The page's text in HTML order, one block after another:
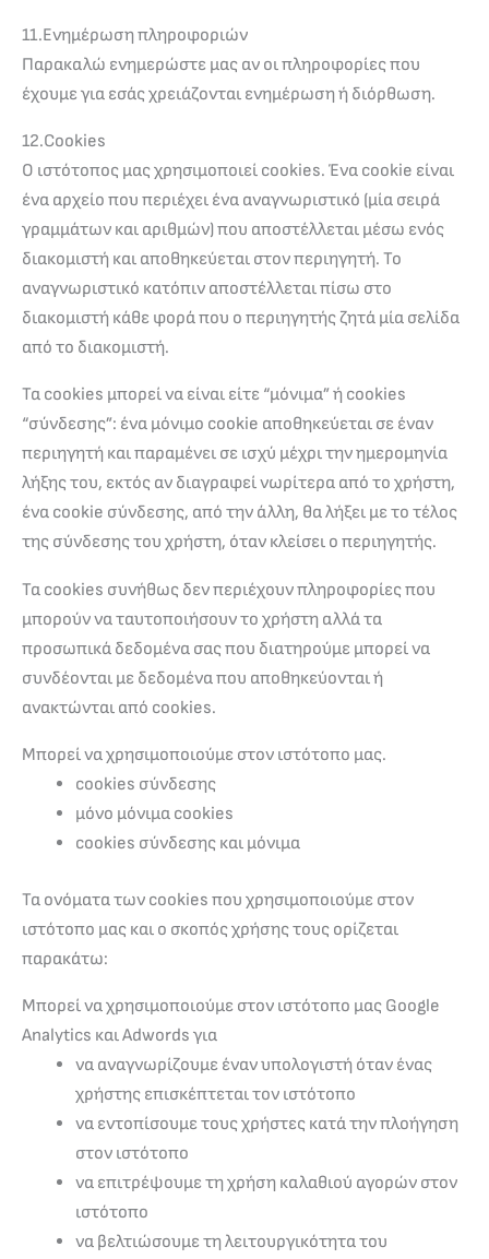
11.Ενημέρωση πληροφοριών
Παρακαλώ ενημερώστε μας αν οι πληροφορίες που
έχουμε για εσάς χρειάζονται ενημέρωση ή διόρθωση.
12.Cookies
Ο ιστότοπος μας χρησιμοποιεί cookies. Ένα cookie είναι
ένα αρχείο που περιέχει ένα αναγνωριστικό (μία σειρά
γραμμάτων και αριθμών) που αποστέλλεται μέσω ενός
διακομιστή και αποθηκεύεται στον περιηγητή. Το
αναγνωριστικό κατόπιν αποστέλλεται πίσω στο
διακομιστή κάθε φορά που ο περιηγητής ζητά μία σελίδα
από το διακομιστή.
Τα cookies μπορεί να είναι είτε “μόνιμα” ή cookies
“σύνδεσης”: ένα μόνιμο cookie αποθηκεύεται σε έναν
περιηγητή και παραμένει σε ισχύ μέχρι την ημερομηνία
λήξης του, εκτός αν διαγραφεί νωρίτερα από το χρήστη,
ένα cookie σύνδεσης, από την άλλη, θα λήξει με το τέλος
της σύνδεσης του χρήστη, όταν κλείσει ο περιηγητής.
Τα cookies συνήθως δεν περιέχουν πληροφορίες που
μπορούν να ταυτοποιήσουν το χρήστη αλλά τα
προσωπικά δεδομένα σας που διατηρούμε μπορεί να
συνδέονται με δεδομένα που αποθηκεύονται ή
ανακτώνται από cookies.
Μπορεί να χρησιμοποιούμε στον ιστότοπο μας.
cookies σύνδεσης
μόνο μόνιμα cookies
cookies σύνδεσης και μόνιμα
Τα ονόματα των cookies που χρησιμοποιούμε στον
ιστότοπο μας και ο σκοπός χρήσης τους ορίζεται
παρακάτω:
Μπορεί να χρησιμοποιούμε στον ιστότοπο μας Google
Analytics και Adwords για
να αναγνωρίζουμε έναν υπολογιστή όταν ένας
χρήστης επισκέπτεται τον ιστότοπο
να εντοπίσουμε τους χρήστες κατά την πλοήγηση
στον ιστότοπο
να επιτρέψουμε τη χρήση καλαθιού αγορών στον
ιστότοπο
να βελτιώσουμε τη λειτουργικότητα του